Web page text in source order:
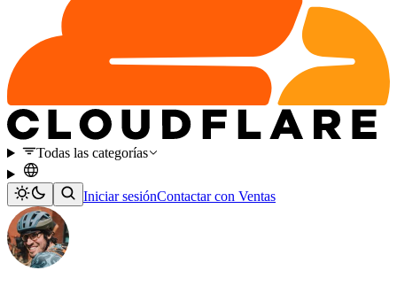
Todas las categorías
Iniciar sesiónContactar con Ventas